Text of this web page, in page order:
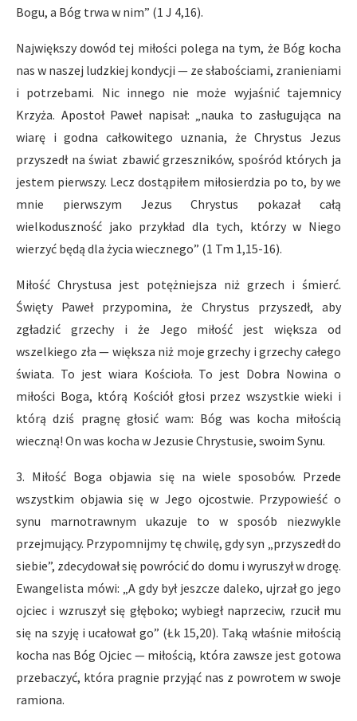
Bogu, a Bóg trwa w nim” (1 J 4,16).
Największy dowód tej miłości polega na tym, że Bóg kocha
nas w naszej ludzkiej kondycji — ze słabościami, zranieniami
i potrzebami. Nic innego nie może wyjaśnić tajemnicy
Krzyża. Apostoł Paweł napisał: „nauka to zasługująca na
wiarę i godna całkowitego uznania, że Chrystus Jezus
przyszedł na świat zbawić grzeszników, spośród których ja
jestem pierwszy. Lecz dostąpiłem miłosierdzia po to, by we
mnie pierwszym Jezus Chrystus pokazał całą
wielkoduszność jako przykład dla tych, którzy w Niego
wierzyć będą dla życia wiecznego” (1 Tm 1,15-16).
Miłość Chrystusa jest potężniejsza niż grzech i śmierć.
Święty Paweł przypomina, że Chrystus przyszedł, aby
zgładzić grzechy i że Jego miłość jest większa od
wszelkiego zła — większa niż moje grzechy i grzechy całego
świata. To jest wiara Kościoła. To jest Dobra Nowina o
miłości Boga, którą Kościół głosi przez wszystkie wieki i
którą dziś pragnę głosić wam: Bóg was kocha miłością
wieczną! On was kocha w Jezusie Chrystusie, swoim Synu.
3. Miłość Boga objawia się na wiele sposobów. Przede
wszystkim objawia się w Jego ojcostwie. Przypowieść o
synu marnotrawnym ukazuje to w sposób niezwykle
przejmujący. Przypomnijmy tę chwilę, gdy syn „przyszedł do
siebie”, zdecydował się powrócić do domu i wyruszył w drogę.
Ewangelista mówi: „A gdy był jeszcze daleko, ujrzał go jego
ojciec i wzruszył się głęboko; wybiegł naprzeciw, rzucił mu
się na szyję i ucałował go” (Łk 15,20). Taką właśnie miłością
kocha nas Bóg Ojciec — miłością, która zawsze jest gotowa
przebaczyć, która pragnie przyjąć nas z powrotem w swoje
ramiona.